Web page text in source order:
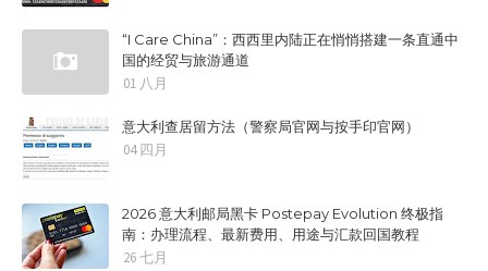
“I Care China”：西西里内陆正在悄悄搭建一条直通中
国的经贸与旅游通道
01 八月
意大利查居留方法（警察局官网与按手印官网）
04 四月
2026 意大利邮局黑卡 Postepay Evolution 终极指
南：办理流程、最新费用、用途与汇款回国教程
26 七月